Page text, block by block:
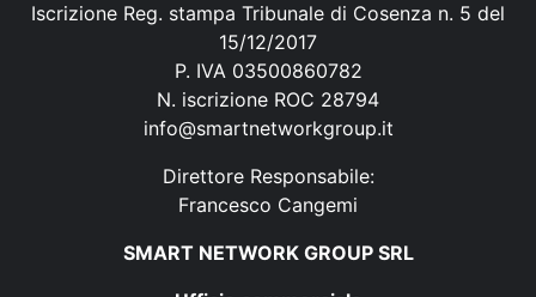
Iscrizione Reg. stampa Tribunale di Cosenza n. 5 del
15/12/2017
P. IVA 03500860782
N. iscrizione ROC 28794
info@smartnetworkgroup.it
Direttore Responsabile:
Francesco Cangemi
SMART NETWORK GROUP SRL